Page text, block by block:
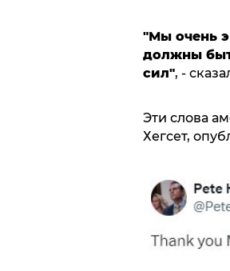
"Мы очень
должны
сил", -
Эти слова
Хегсет,